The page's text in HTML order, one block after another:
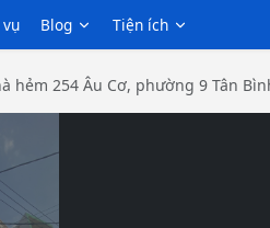
Blog Tiện ích
hẻm 254 Âu Cơ, phường 9 Tân